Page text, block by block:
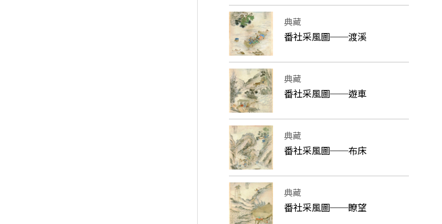
典藏
番社采風圖──渡溪
典藏
番社采風圖──遊車
典藏
番社采風圖──布床
典藏
番社采風圖──瞭望